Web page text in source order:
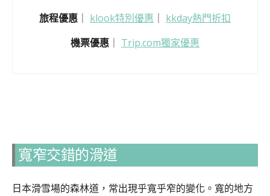
旅程優惠 ｜ klook特別優惠 ｜ kkday熱門折扣
機票優惠
Trip.com獨家優惠
寬窄交錯的滑道
日本滑雪場的森林道，常出現乎寬乎窄的變化。寬的地方